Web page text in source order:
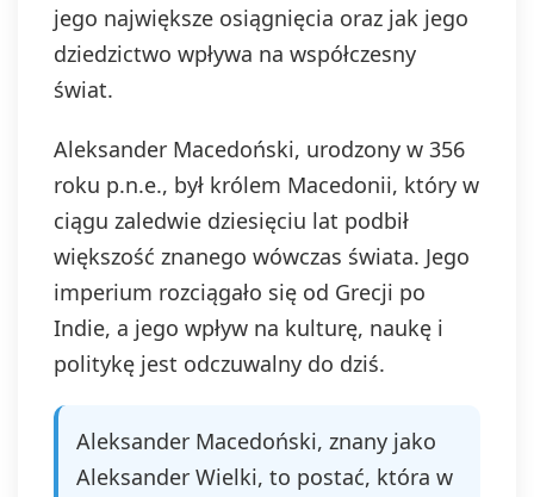
jego największe osiągnięcia oraz jak jego
dziedzictwo wpływa na współczesny
świat.
Aleksander Macedoński, urodzony w 356
roku p.n.e., był królem Macedonii, który w
ciągu zaledwie dziesięciu lat podbił
większość znanego wówczas świata. Jego
imperium rozciągało się od Grecji po
Indie, a jego wpływ na kulturę, naukę i
politykę jest odczuwalny do dziś.
Aleksander Macedoński, znany jako
Aleksander Wielki, to postać, która w